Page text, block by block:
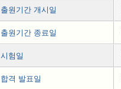
출원기간 개시일
출원기간 종료일
시험일
합격 발표일